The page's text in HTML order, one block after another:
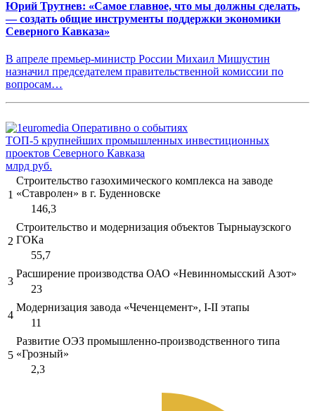
Юрий Трутнев: «Самое главное, что мы должны сделать,
— создать общие инструменты поддержки экономики
Северного Кавказа»
В апреле премьер-министр России Михаил Мишустин
назначил председателем правительственной комиссии по
вопросам…
ТОП-5 крупнейших промышленных инвестиционных
проектов Северного Кавказа
млрд руб.
1
Строительство газохимического комплекса на заводе
«Ставролен» в г. Буденновске
146,3
2
Строительство и модернизация объектов Тырныаузского
ГОКа
55,7
3
Расширение производства ОАО «Невинномысский Азот»
23
4
Модернизация завода «Чеченцемент», I-II этапы
11
5
Развитие ОЭЗ промышленно-производственного типа
«Грозный»
2,3